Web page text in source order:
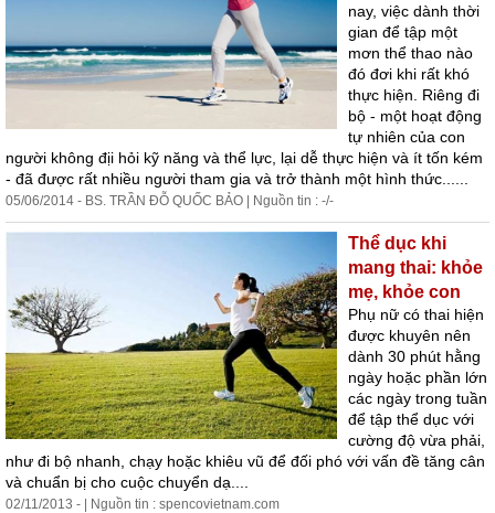
nay, việc dành thời
gian để tập một
mơn thể thao nào
đó đơi khi rất khó
thực hiện. Riêng đi
bộ - một hoạt động
tự nhiên của con
người không địi hỏi kỹ năng và thể lực, lại dễ thực hiện và ít tốn kém
- đã được rất nhiều người tham gia và trở thành một hình thức......
05/06/2014 - BS. TRẦN ĐỖ QUỐC BẢO | Nguồn tin : -/-
Thể dục khi
mang thai: khỏe
mẹ, khỏe con
Phụ nữ có thai hiện
được khuyên nên
dành 30 phút hằng
ngày hoặc phần lớn
các ngày trong tuần
để tập thể dục với
cường độ vừa phải,
như đi bộ nhanh, chạy hoặc khiêu vũ để đối phó với vấn đề tăng cân
và chuẩn bị cho cuộc chuyển dạ....
02/11/2013 - | Nguồn tin : spencovietnam.com